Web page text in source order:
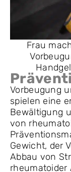
Frau
Vorbeugung
spielen eine
Bewältigung
von
Gewicht, der
Abbau von
rheumatoider